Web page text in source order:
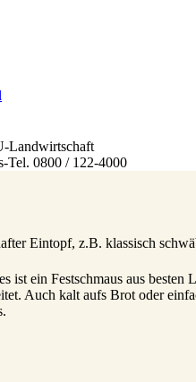
Landwirtschaft
Tel. 0800 / 122-4000
Eintopf, z.B. klassisch
ist ein Festschmaus aus
Auch kalt aufs Brot oder